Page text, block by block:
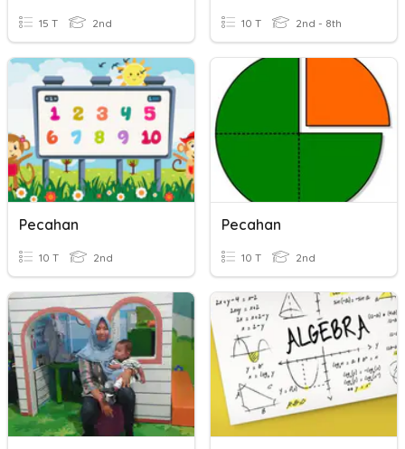
15 T 2nd 10 T 2nd - 8th
Pecahan
10 T 2nd
Pecahan
10 T 2nd